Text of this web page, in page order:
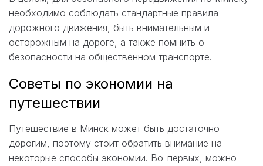
необходимо соблюдать стандартные правила
дорожного движения, быть внимательным и
осторожным на дороге, а также помнить о
безопасности на общественном транспорте.
Советы по экономии на
путешествии
Путешествие в Минск может быть достаточно
дорогим, поэтому стоит обратить внимание на
некоторые способы экономии. Во-первых, можно